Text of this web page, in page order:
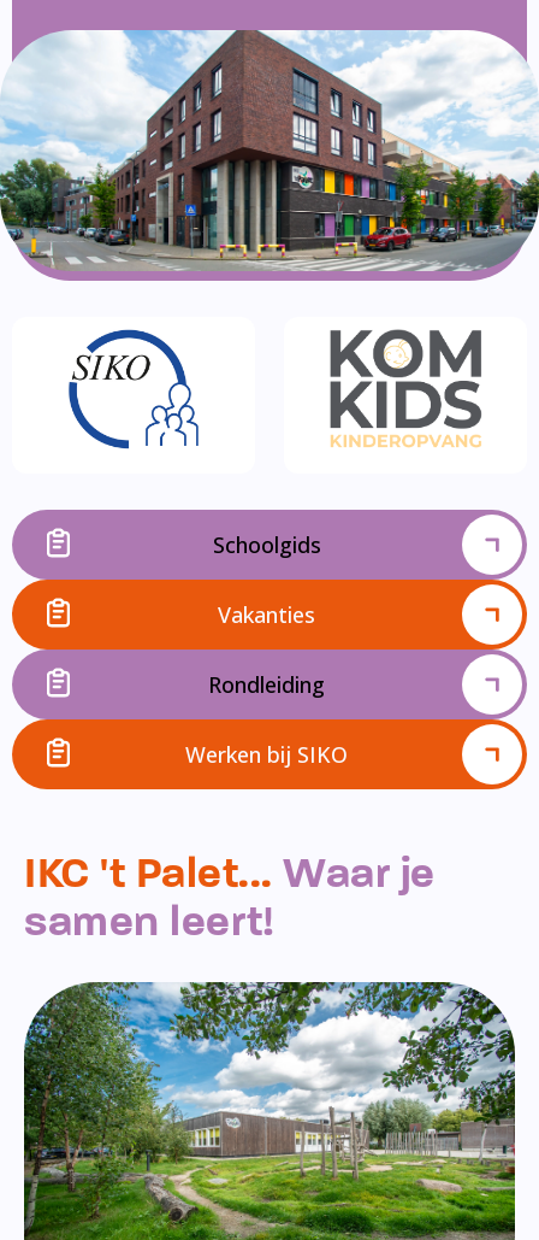
Schoolgids
Vakanties
Rondleiding
Werken bij SIKO
IKC 't Palet... Waar je
samen leert!